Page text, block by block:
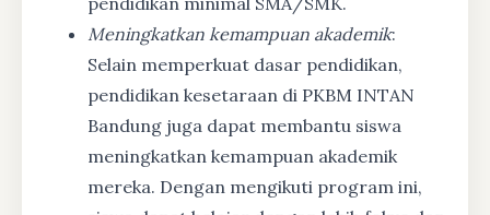
Meningkatkan kemampuan akademik:
Selain memperkuat dasar pendidikan,
pendidikan kesetaraan di PKBM INTAN
Bandung juga dapat membantu siswa
meningkatkan kemampuan akademik
mereka. Dengan mengikuti program ini,